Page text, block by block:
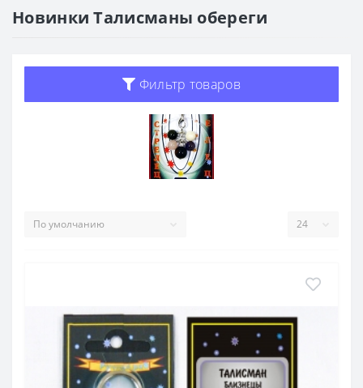
Новинки Талисманы обереги
Фильтр товаров